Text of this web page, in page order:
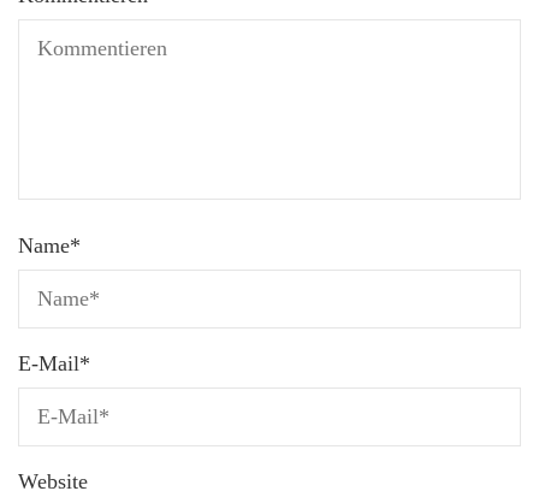
Name*
E-Mail*
Website